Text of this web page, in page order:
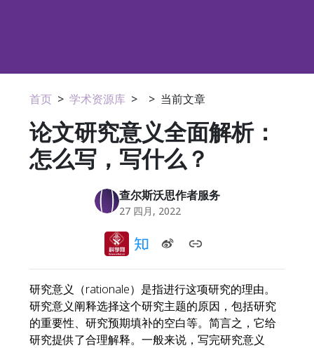
首页 > 学术资源库 > > 当前文章
论文研究意义全面解析：
怎么写，写什么？
查尔斯沃思作者服务
27 四月, 2022
研究意义（rationale）是指进行这项研究的理由。
研究意义阐释选择这个研究主题的原因，包括研究
的重要性、研究预期填补的空白等。简言之，它给
研究提供了合理解释。一般来说，写完研究意义